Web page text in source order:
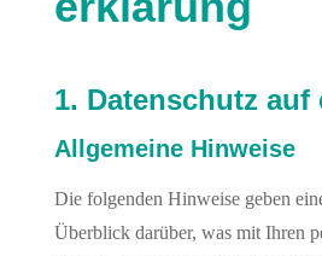
1. Datenschutz
Allgemeine Hinweise
Die folgenden Hinweise geben
Überblick darüber, was mit Ihren